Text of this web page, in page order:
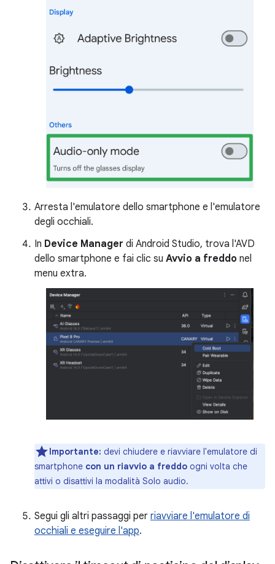
Arresta l'emulatore dello smartphone e l'emulatore
degli occhiali.
In Device Manager di Android Studio, trova l'AVD
dello smartphone e fai clic su Avvio a freddo nel
menu extra.
Importante: devi chiudere e riavviare l'emulatore di
smartphone con un riavvio a freddo ogni volta che
attivi o disattivi la modalità Solo audio.
Segui gli altri passaggi per riavviare l'emulatore di
occhiali e eseguire l'app.